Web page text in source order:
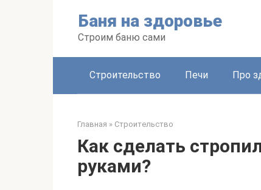
Баня на здоровье
Строим баню сами
Строительство Печи Про
Главная » Строительство
Как сделать
руками?